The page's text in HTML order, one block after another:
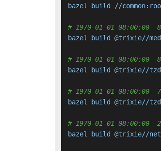
bazel build //
# 1970-01-01 08:00:00
bazel build @trixie//
# 1970-01-01 08:00:00
bazel build @trixie//
# 1970-01-01 08:00:00
bazel build @trixie//
# 1970-01-01 08:00:00
bazel build @trixie//